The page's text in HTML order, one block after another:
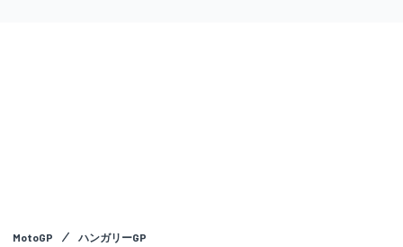
MotoGP ハンガリーGP